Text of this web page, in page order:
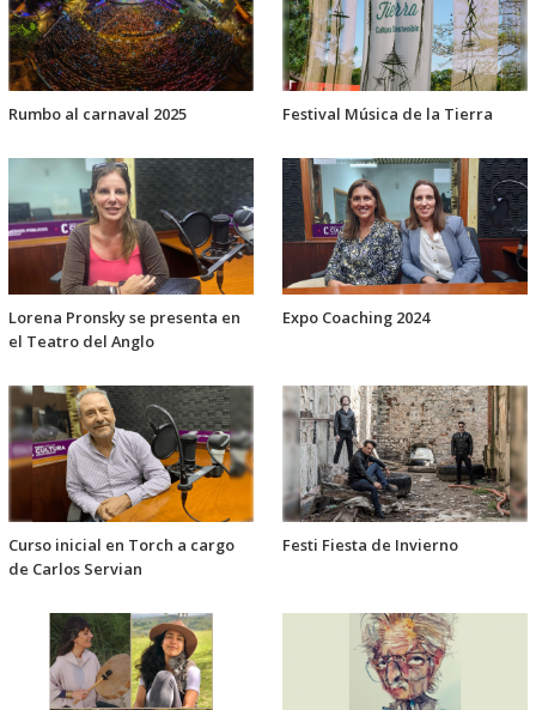
Rumbo al carnaval 2025 Festival Música de la Tierra
Lorena Pronsky se presenta en
el Teatro del Anglo
Expo Coaching 2024
Curso inicial en Torch a cargo
de Carlos Servian
Festi Fiesta de Invierno